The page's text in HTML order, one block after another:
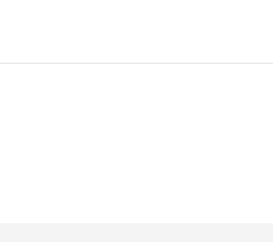
Подаръци